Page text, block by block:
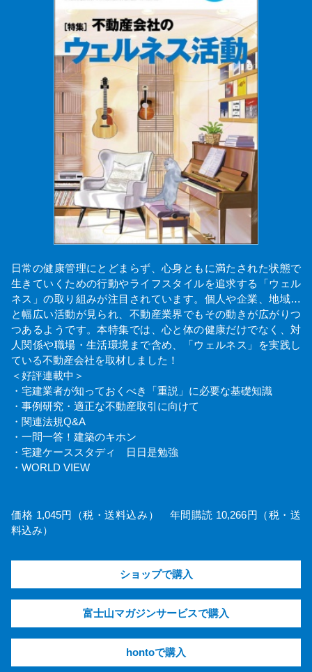
日常の健康管理にとどまらず、心身ともに満たされた状態で
生きていくための行動やライフスタイルを追求する「ウェル
ネス」の取り組みが注目されています。個人や企業、地域…
と幅広い活動が見られ、不動産業界でもその動きが広がりつ
つあるようです。本特集では、心と体の健康だけでなく、対
人関係や職場・生活環境まで含め、「ウェルネス」を実践し
ている不動産会社を取材しました！
＜好評連載中＞
・宅建業者が知っておくべき「重説」に必要な基礎知識
・事例研究・適正な不動産取引に向けて
・関連法規Q&A
・一問一答！建築のキホン
・宅建ケーススタディ 日日是勉強
・WORLD VIEW
価格 1,045円（税・送料込み） 年間購読 10,266円（税・送
料込み）
ショップで購入
富士山マガジンサービスで購入
hontoで購入